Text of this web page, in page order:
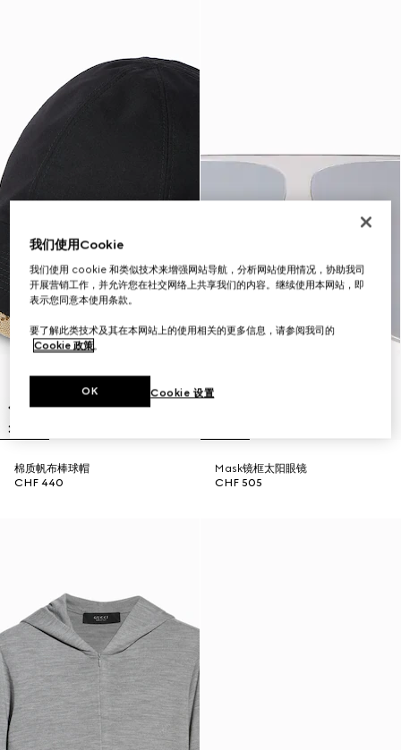
棉质帆布棒球帽
CHF 440
Mask镜框太阳眼镜
CHF 505
我们使用Cookie
我们使用 cookie 和类似技术来增强网站导航，分析网站使用情况，协助我司
开展营销工作，并允许您在社交网络上共享我们的内容。继续使用本网站，即
表示您同意本使用条款。
要了解此类技术及其在本网站上的使用相关的更多信息，请参阅我司的
Cookie 政策。
Cookie 设置
OK